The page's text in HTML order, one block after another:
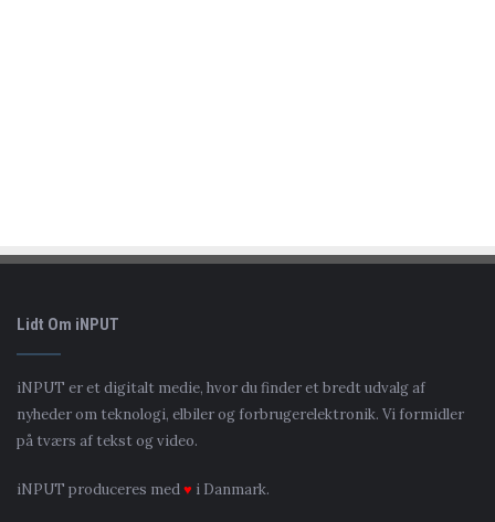
Lidt Om iNPUT
iNPUT er et digitalt medie, hvor du finder et bredt udvalg af
nyheder om teknologi, elbiler og forbrugerelektronik. Vi formidler
på tværs af tekst og video.
iNPUT produceres med♥ i Danmark.